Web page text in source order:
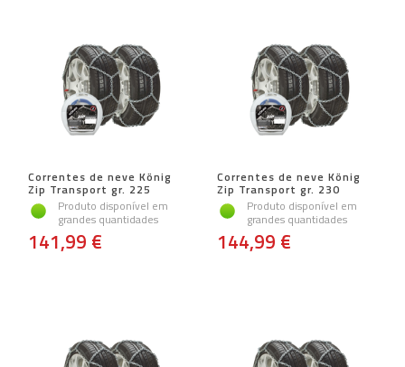
Correntes de neve König
Zip Transport gr. 225
Produto disponível em
grandes quantidades
141,99 €
Correntes de neve König
Zip Transport gr. 230
Produto disponível em
grandes quantidades
144,99 €